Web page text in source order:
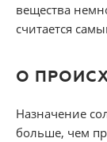
вещества
считается
О
Назначение
больше, чем